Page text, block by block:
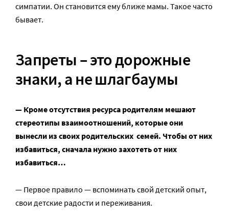
симпатии. Он становится ему ближе мамы. Такое часто
бывает.
Запреты – это дорожные
знаки, а не шлагбаумы
— Кроме отсутствия ресурса родителям мешают
стереотипы взаимоотношений, которые они
вынесли из своих родительских семей. Чтобы от них
избавиться, сначала нужно захотеть от них
избавиться…
— Первое правило — вспоминать свой детский опыт,
свои детские радости и переживания.